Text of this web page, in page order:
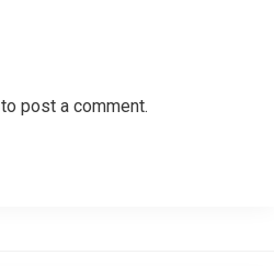
to post a comment.